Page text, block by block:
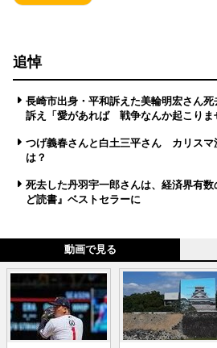
追悼
長崎市出身・平和訴えた美輪明宏さん
訴え「愛があれば 戦争なんか起こりま
つげ義春さんと白土三平さん カリスマ
は？
死去した丹羽宇一郎さんは、経済界有
ど読書』ベストセラーに
動画で見る